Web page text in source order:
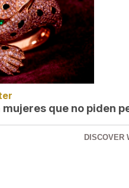
mujeres que no piden
DISCOVER